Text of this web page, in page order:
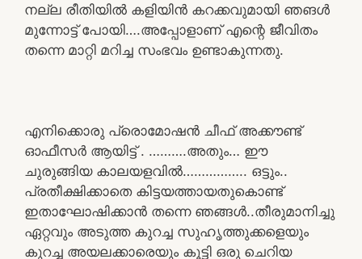
നല്ല രീതിയിൽ കളിയിൻ കറക്കവുമായി ഞങൾ
മുന്നോട്ട് പോയി….അപ്പോളാണ് എന്റെ ജീവിതം
തന്നെ മാറ്റി മറിച്ച സംഭവം ഉണ്ടാകുന്നതു.
എനിക്കൊരു പ്രൊമോഷൻ ചീഫ് അക്കൗണ്ട്
ഓഫീസർ ആയിട്ട് . ……….അതും… ഈ
ചുരുങ്ങിയ കാലയളവിൽ…………….. ഒട്ടും..
പ്രതീക്ഷിക്കാതെ കിട്ടയത്തായതുകൊണ്ട്
ഇതാഘോഷിക്കാൻ തന്നെ ഞങ്ങൾ..തീരുമാനിച്ചു
ഏറ്റവും അടുത്ത കുറച്ച സുഹൃത്തുക്കളെയും
കുറച്ച അയലക്കാരെയും കൂട്ടി ഒരു ചെറിയ